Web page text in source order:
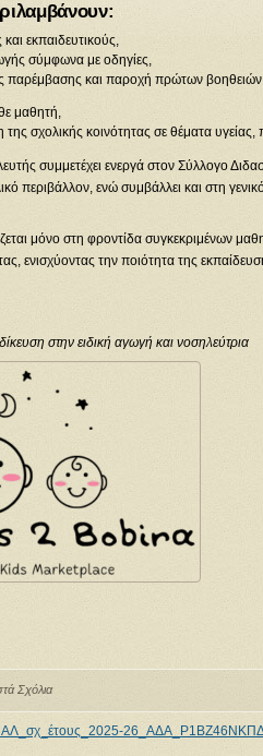
εκπαιδευτικούς,
σύμφωνα με οδηγίες,
παρέμβασης και παροχή πρώτων
μαθητή,
σχολικής κοινότητας σε θέματα υγείας,
συμμετέχει ενεργά στον Σύλλογο
περιβάλλον, ενώ συμβάλλει και στη
μόνο στη φροντίδα συγκεκριμένων
ενισχύοντας την ποιότητα της
στην ειδική αγωγή και νοσηλεύτρια
Σχόλια